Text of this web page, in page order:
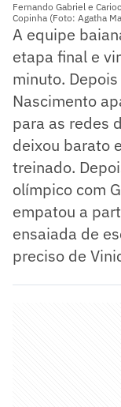
Fernando Gabriel e
Copinha (Foto: Agatha
A equipe
etapa final e
minuto.
Nascimento
para as redes
deixou barato
treinado.
olímpico com
empatou a
ensaiada de
preciso de